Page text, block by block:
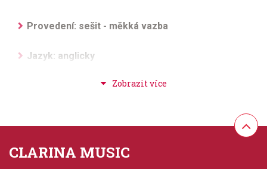
Provedení: sešit - měkká vazba
Jazyk: anglicky
Hudební styl: noty pro hudební školy
Počet stran: 48
CLARINA MUSIC